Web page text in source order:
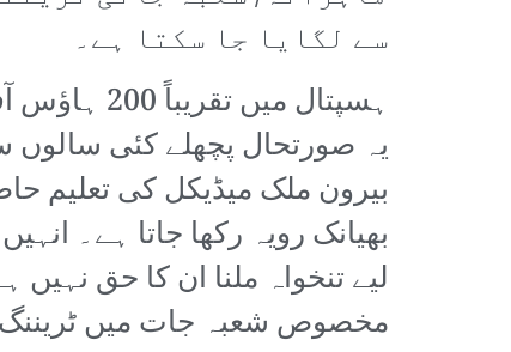
سے لگایا جا سکتا ہے۔
یہ صورتحال پچھلے کئی
بیرون ملک میڈیکل کی تعلیم
بھیانک رویہ رکھا جاتا ہے۔
مخصوص شعبہ جات میں ٹریننگ